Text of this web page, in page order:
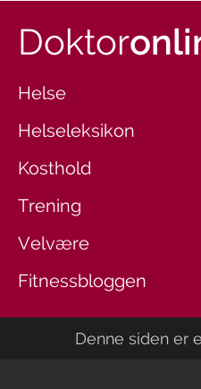
Doktor
Helse
Helseleksikon
Kosthold
Trening
Velvære
Fitnessbloggen
Denne siden er